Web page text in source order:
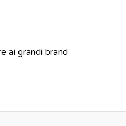
ai grandi brand